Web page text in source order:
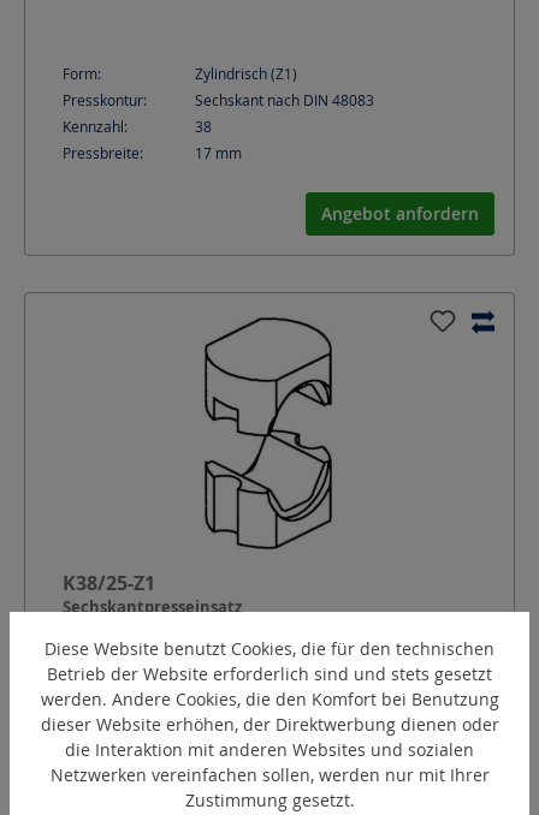
Form:
Zylindrisch (Z1)
Presskontur:
Sechskant nach DIN 48083
Kennzahl:
38
Pressbreite:
17 mm
Angebot anfordern
K38/25-Z1
Sechskantpresseinsatz
Form:
Zylindrisch (Z1)
Presskontur:
Sechskant nach DIN 48083
Kennzahl:
38
Pressbreite:
25mm
Diese Website benutzt Cookies, die für den technischen
Betrieb der Website erforderlich sind und stets gesetzt
werden. Andere Cookies, die den Komfort bei Benutzung
dieser Website erhöhen, der Direktwerbung dienen oder
die Interaktion mit anderen Websites und sozialen
Netzwerken vereinfachen sollen, werden nur mit Ihrer
Zustimmung gesetzt.